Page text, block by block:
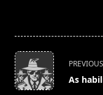
<span
class="nav-
subtitle
As